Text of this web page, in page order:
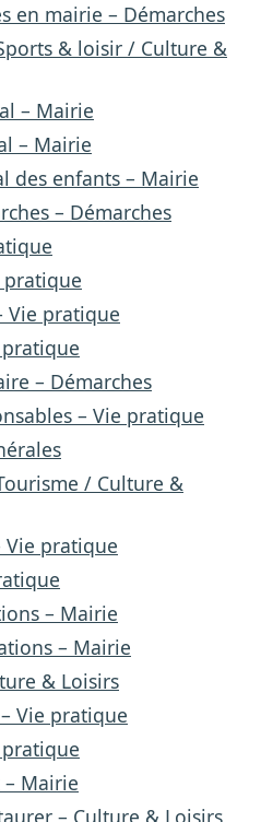
en mairie – Démarches
& loisir / Culture &
– Mairie
– Mairie
des enfants – Mairie
– Démarches
pratique
Vie pratique
pratique
– Démarches
– Vie pratique
/ Culture &
pratique
– Mairie
– Mairie
& Loisirs
Vie pratique
– Mairie
– Culture & Loisirs